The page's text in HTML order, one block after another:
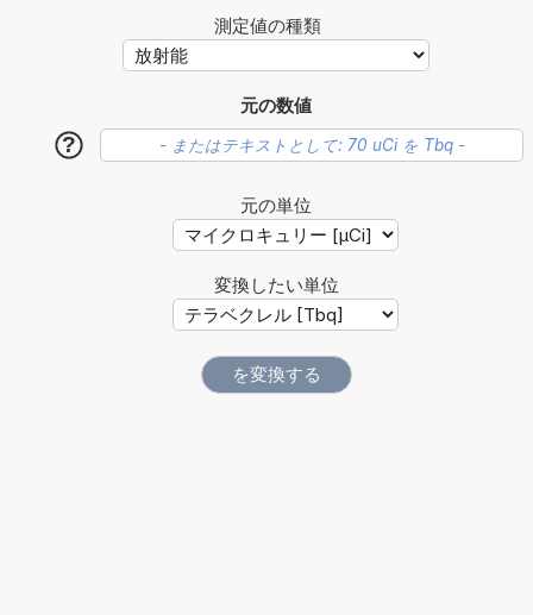
測定値の種類
元の数値
?
元の単位
変換したい単位